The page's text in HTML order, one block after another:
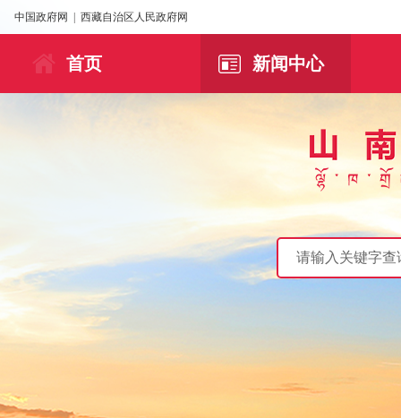
中国政府网 西藏自治区人民政府网
首页 新闻中心